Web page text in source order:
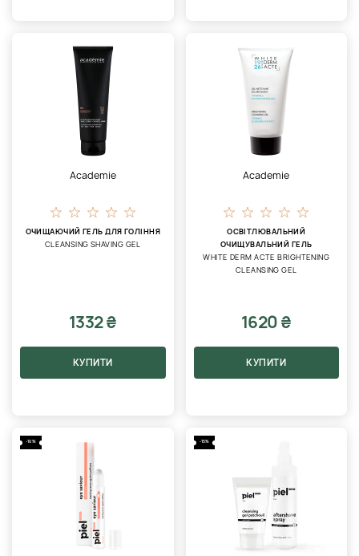
Academie
ОЧИЩАЮЧИЙ ГЕЛЬ ДЛЯ ГОЛІННЯ
CLEANSING SHAVING GEL
1332 ₴
КУПИТИ
Academie
ОСВІТЛЮВАЛЬНИЙ
ОЧИЩУВАЛЬНИЙ ГЕЛЬ
WHITE DERM ACTE BRIGHTENING
CLEANSING GEL
1620 ₴
КУПИТИ
-10% -15%